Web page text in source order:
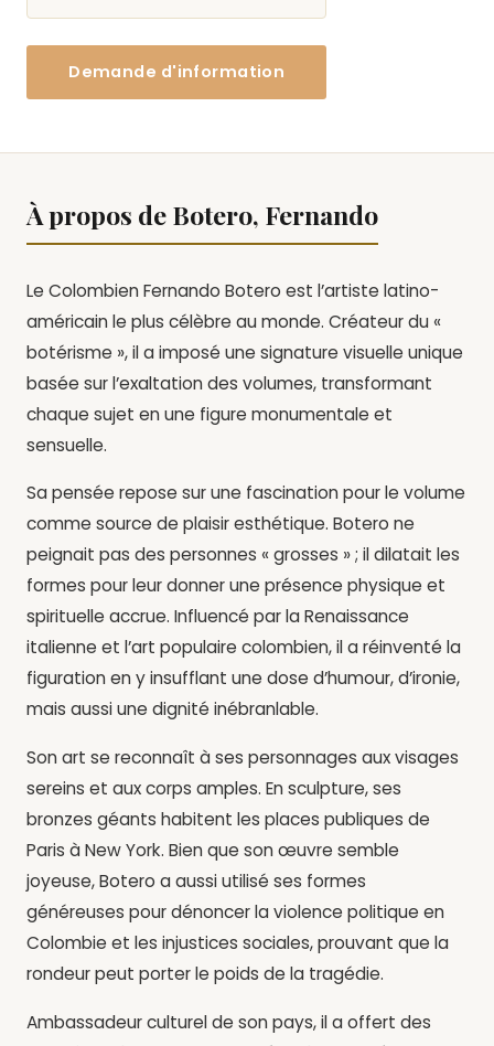
Demande d'information
À propos de Botero, Fernando
Le Colombien Fernando Botero est l’artiste latino-
américain le plus célèbre au monde. Créateur du «
botérisme », il a imposé une signature visuelle unique
basée sur l’exaltation des volumes, transformant
chaque sujet en une figure monumentale et
sensuelle.
Sa pensée repose sur une fascination pour le volume
comme source de plaisir esthétique. Botero ne
peignait pas des personnes « grosses » ; il dilatait les
formes pour leur donner une présence physique et
spirituelle accrue. Influencé par la Renaissance
italienne et l’art populaire colombien, il a réinventé la
figuration en y insufflant une dose d’humour, d’ironie,
mais aussi une dignité inébranlable.
Son art se reconnaît à ses personnages aux visages
sereins et aux corps amples. En sculpture, ses
bronzes géants habitent les places publiques de
Paris à New York. Bien que son œuvre semble
joyeuse, Botero a aussi utilisé ses formes
généreuses pour dénoncer la violence politique en
Colombie et les injustices sociales, prouvant que la
rondeur peut porter le poids de la tragédie.
Ambassadeur culturel de son pays, il a offert des